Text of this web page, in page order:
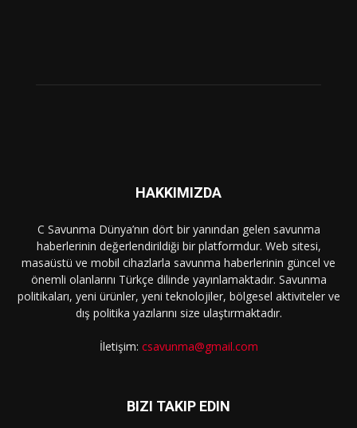
HAKKIMIZDA
C Savunma Dünya’nın dört bir yanından gelen savunma
haberlerinin değerlendirildiği bir platformdur. Web sitesi,
masaüstü ve mobil cihazlarla savunma haberlerinin güncel ve
önemli olanlarını Türkçe dilinde yayınlamaktadır. Savunma
politikaları, yeni ürünler, yeni teknolojiler, bölgesel aktiviteler ve
dış politika yazılarını size ulaştırmaktadır.
İletişim: csavunma@gmail.com
BIZI TAKIP EDIN